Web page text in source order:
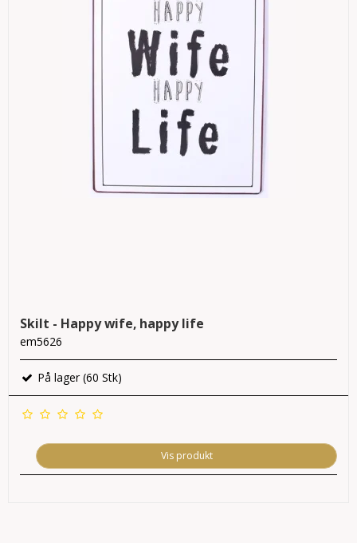
Skilt - Happy wife, happy life
em5626
På lager (60 Stk)
Vis produkt